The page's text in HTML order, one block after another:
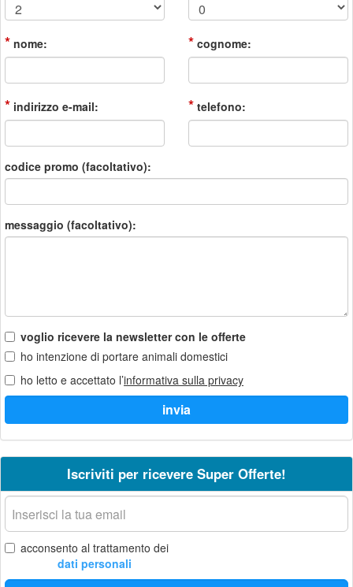
* nome: * cognome:
* indirizzo e-mail: * telefono:
codice promo (facoltativo):
messaggio (facoltativo):
voglio ricevere la newsletter con le offerte
ho intenzione di portare animali domestici
ho letto e accettato l’informativa sulla privacy
Iscriviti per ricevere Super Offerte!
La
tua
email
acconsento al trattamento dei
dati personali